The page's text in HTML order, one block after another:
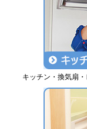
キッチン・換気扇